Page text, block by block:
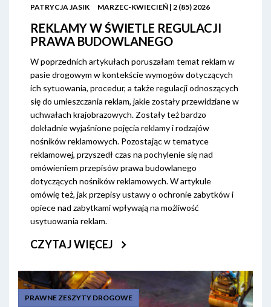
PATRYCJA JASIK MARZEC-KWIECIEŃ | 2 (85) 2026
REKLAMY W ŚWIETLE REGULACJI
PRAWA BUDOWLANEGO
W poprzednich artykułach poruszałam temat reklam w
pasie drogowym w kontekście wymogów dotyczących
ich sytuowania, procedur, a także regulacji odnoszących
się do umieszczania reklam, jakie zostały przewidziane w
uchwałach krajobrazowych. Zostały też bardzo
dokładnie wyjaśnione pojęcia reklamy i rodzajów
nośników reklamowych. Pozostając w tematyce
reklamowej, przyszedł czas na pochylenie się nad
omówieniem przepisów prawa budowlanego
dotyczących nośników reklamowych. W artykule
omówię też, jak przepisy ustawy o ochronie zabytków i
opiece nad zabytkami wpływają na możliwość
usytuowania reklam.
CZYTAJ WIĘCEJ
PRAWNE ZESZYTY DROGOWE